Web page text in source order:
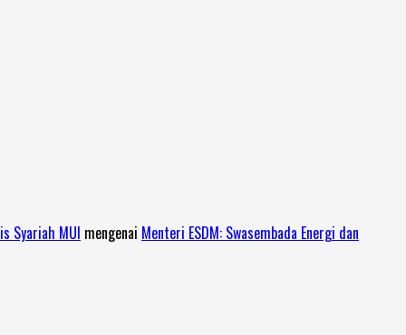
Syariah MUI mengenai Menteri ESDM: Swasembada Energi dan